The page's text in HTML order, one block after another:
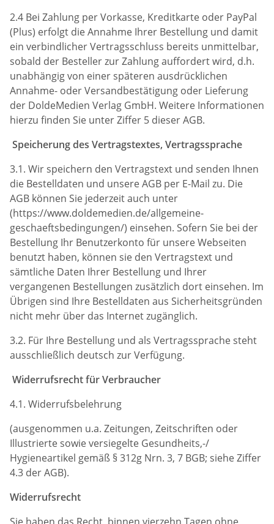
2.4 Bei Zahlung per Vorkasse, Kreditkarte oder PayPal
(Plus) erfolgt die Annahme Ihrer Bestellung und damit
ein verbindlicher Vertragsschluss bereits unmittelbar,
sobald der Besteller zur Zahlung auffordert wird, d.h.
unabhängig von einer späteren ausdrücklichen
Annahme- oder Versandbestätigung oder Lieferung
der DoldeMedien Verlag GmbH. Weitere Informationen
hierzu finden Sie unter Ziffer 5 dieser AGB.
Speicherung des Vertragstextes, Vertragssprache
3.1. Wir speichern den Vertragstext und senden Ihnen
die Bestelldaten und unsere AGB per E-Mail zu. Die
AGB können Sie jederzeit auch unter
(https://www.doldemedien.de/allgemeine-
geschaeftsbedingungen/) einsehen. Sofern Sie bei der
Bestellung Ihr Benutzerkonto für unsere Webseiten
benutzt haben, können sie den Vertragstext und
sämtliche Daten Ihrer Bestellung und Ihrer
vergangenen Bestellungen zusätzlich dort einsehen. Im
Übrigen sind Ihre Bestelldaten aus Sicherheitsgründen
nicht mehr über das Internet zugänglich.
3.2. Für Ihre Bestellung und als Vertragssprache steht
ausschließlich deutsch zur Verfügung.
Widerrufsrecht für Verbraucher
4.1. Widerrufsbelehrung
(ausgenommen u.a. Zeitungen, Zeitschriften oder
Illustrierte sowie versiegelte Gesundheits,-/
Hygieneartikel gemäß § 312g Nrn. 3, 7 BGB; siehe Ziffer
4.3 der AGB).
Widerrufsrecht